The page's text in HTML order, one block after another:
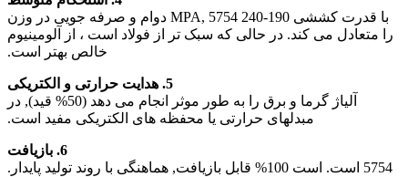
با قدرت کششی 190-240 MPA, 5754 دوام و صرفه جویی در وزن
را متعادل می کند. در حالی که سبک تر از فولاد است ، از آلومینیوم
خالص بهتر است.
5. هدایت حرارتی و الکتریکی
آلیاژ گرما و برق را به طور موثر انجام می دهد (50% قید), در
مبدلهای حرارتی یا محفظه های الکتریکی مفید است.
6. بازیافت
5754 است. است 100% قابل بازیافت, هماهنگی با روند تولید پایدار.